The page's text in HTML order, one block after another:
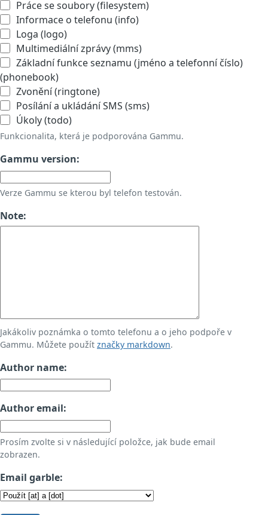
Práce se soubory (filesystem)
Informace o telefonu (info)
Loga (logo)
Multimediální zprávy (mms)
Základní funkce seznamu (jméno a telefonní číslo)
(phonebook)
Zvonění (ringtone)
Posílání a ukládání SMS (sms)
Úkoly (todo)
Funkcionalita, která je podporována Gammu.
Gammu version:
Verze Gammu se kterou byl telefon testován.
Note:
Jakákoliv poznámka o tomto telefonu a o jeho podpoře v
Gammu. Můžete použít značky markdown.
Author name:
Author email:
Prosím zvolte si v následující položce, jak bude email
zobrazen.
Email garble: